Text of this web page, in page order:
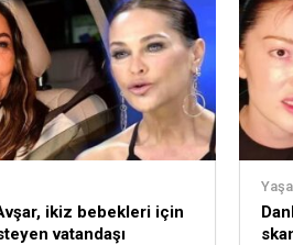
ikiz bebekleri için
vatandaşı